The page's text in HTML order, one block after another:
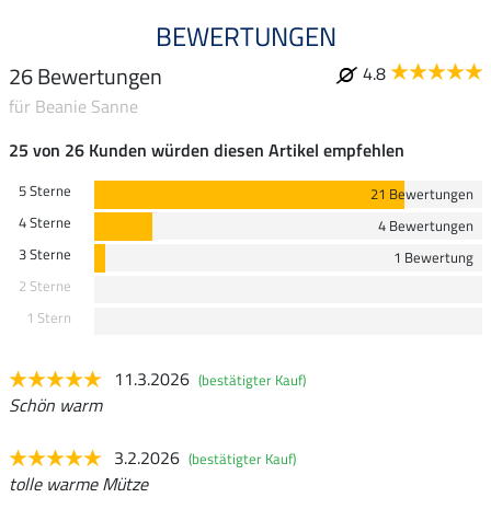
BEWERTUNGEN
26 Bewertungen
4.8
für Beanie Sanne
25 von 26 Kunden würden diesen Artikel empfehlen
5 Sterne
21 Bewertungen
4 Sterne
4 Bewertungen
3 Sterne
1 Bewertung
2 Sterne
1 Stern
11.3.2026 (bestätigter Kauf)
Schön warm
3.2.2026 (bestätigter Kauf)
tolle warme Mütze